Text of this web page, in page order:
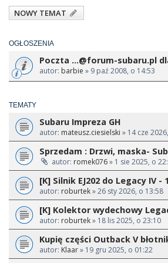
NOWY TEMAT
OGŁOSZENIA
Poczta ...@forum-subaru.pl
autor: barbie » 9 paź 2008, o 14:53
TEMATY
Subaru Impreza GH
autor: mateusz.ciesielski » 14 cze
Sprzedam : Drzwi, maska-
autor: romek076» 1 sie 2025, o
[K] Silnik EJ202 do Legacy IV -
autor: roburtek» 26 sty 2026, o 13:58
[K] Kolektor wydechowy
autor: roburtek» 18 lis 2025, o 23:10
Kupię części Outback V
autor: Klaar» 19 gru 2025, o 01:22